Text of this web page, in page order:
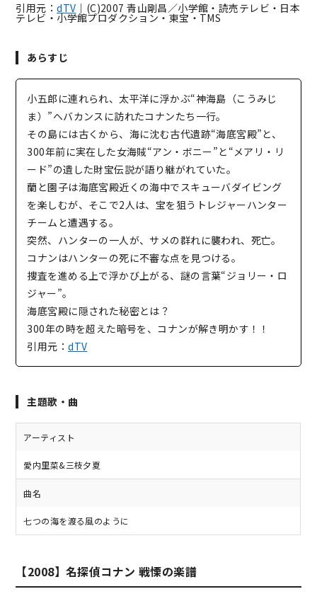
引用元：dTV ｜(C)2007 青山剛昌／小学館・読売テレビ・日本
テレビ・小学館プロダクション・東宝・TMS
あらすじ
小五郎に連れられ、太平洋に浮かぶ“神海島（こうみじ
ま）”へバカンスに訪れたコナンたち一行。
その島には古くから、海に沈む古代遺跡“海底宮殿”と、
300年前に実在した女海賊“アン・ボニー”と“メアリ・リ
ード”の遺した財宝伝説が語り継がれていた。
蘭と園子は海底宮殿近くの海中でスキューバダイビング
を楽しむが、そこで2人は、宝を狙うトレジャーハンター
チームと遭遇する。
突然、ハンターの一人が、サメの群れに襲われ、死亡。
コナンはハンターの死に不審な点を見つける。
捜査を進める上で浮かび上がる、謎の言葉“ジョリー・ロ
ジャー”。
海底宮殿に隠された秘密とは？
300年の時を超えた暗号を、コナンが解き明かす！！
引用元：dTV
主題歌・曲
アーティスト
愛内里菜&三枝夕夏
曲名
七つの海を渡る風のように
【2008】名探偵コナン 戦慄の楽譜